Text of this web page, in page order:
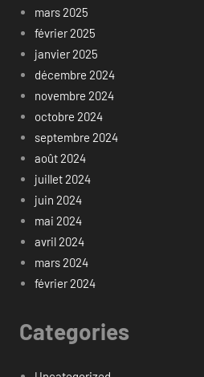
mars 2025
février 2025
janvier 2025
décembre 2024
novembre 2024
octobre 2024
septembre 2024
août 2024
juillet 2024
juin 2024
mai 2024
avril 2024
mars 2024
février 2024
Categories